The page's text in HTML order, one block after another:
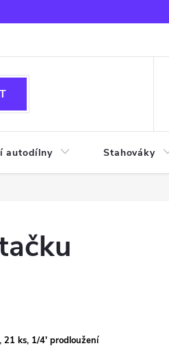
autodílny Stahováky
21 ks, 1/4' prodloužení